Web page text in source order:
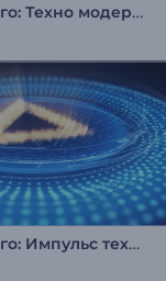
Анимация лого: Техно модернизация
Анимация лого: Импульс технологий